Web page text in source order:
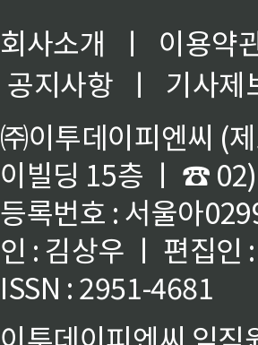
회사소개 ㅣ
이용약
공지사항
ㅣ
기사제
㈜이투데이피엔씨 (
이빌딩 15층 ㅣ ☎
등록번호 : 서울아
인 : 김상우 ㅣ 편집인
ISSN : 2951-4681